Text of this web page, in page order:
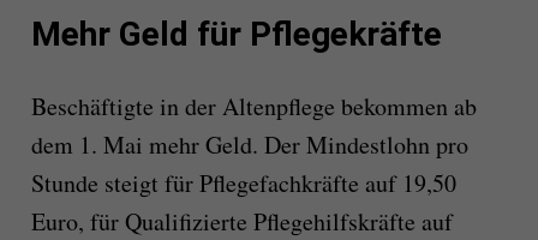
Mehr Geld für Pflegekräfte
Beschäftigte in der Altenpflege bekommen ab
dem 1. Mai mehr Geld. Der Mindestlohn pro
Stunde steigt für Pflegefachkräfte auf 19,50
Euro, für Qualifizierte Pflegehilfskräfte auf